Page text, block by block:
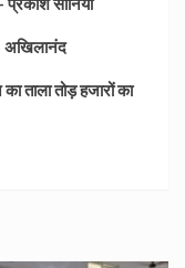
अखिलानंद
ताला तोड़ हजारों का